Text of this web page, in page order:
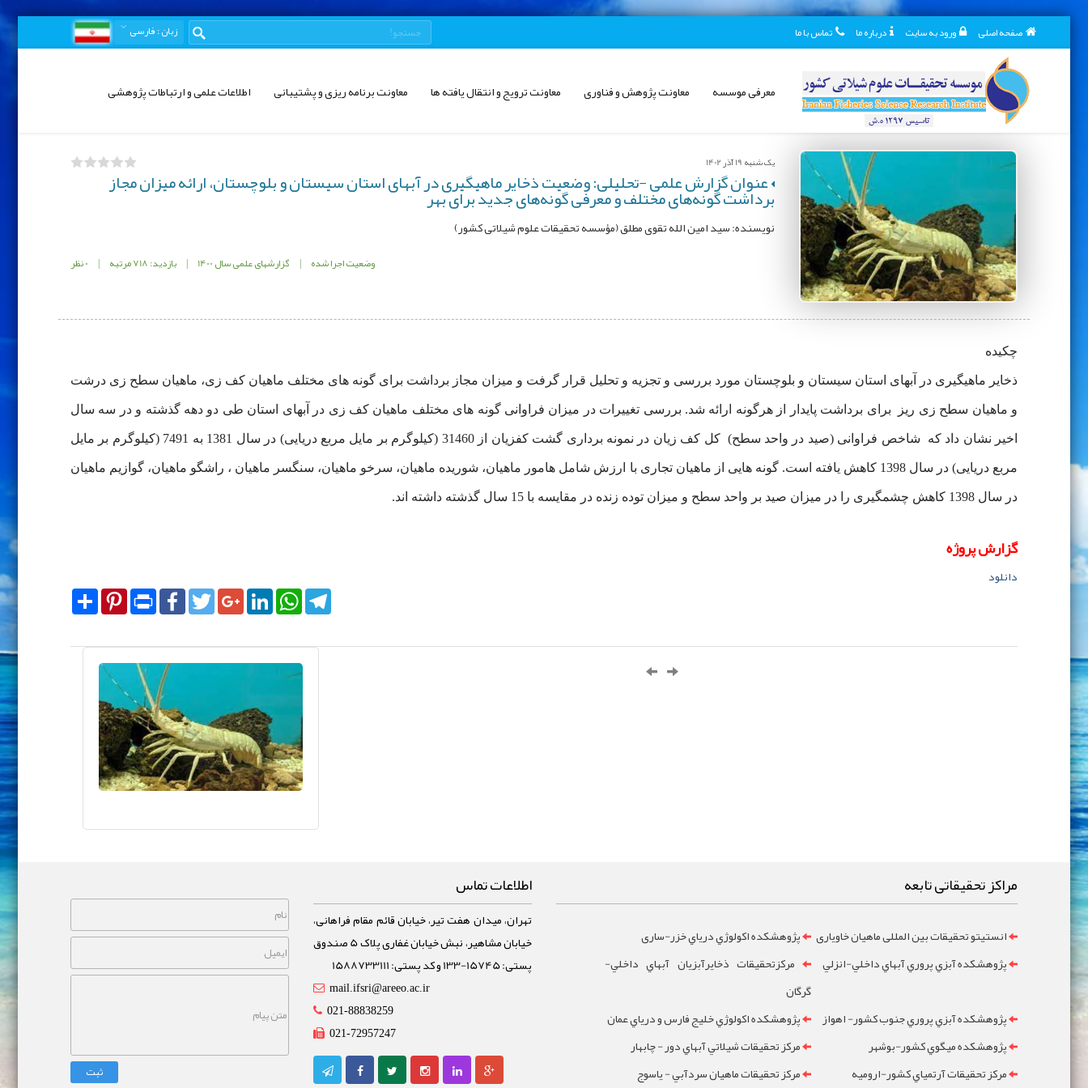
صفحه اصلی ورود به سایت درباره ما تماس با ما زبان: فارسی
معرفی موسسه معاونت پژوهش و فناوری معاونت ترویج و انتقال یافته ها معاونت برنامه ریزی و پشتیبانی اطلاعات علمی و ارتباطات پژوهشی
یک شنبه 19 آذر 1402
عنوان گزارش علمی -تحلیلی: وضعیت ذخایر ماهیگیری در آبهای استان سیستان و بلوچستان، ارائه میزان مجاز
برداشت گونه‌های مختلف و معرفی گونه‌های جدید برای بهر
نویسنده: سید امین الله تقوی مطلق (مؤسسه تحقيقات علوم شيلاتی کشور)
وضعیت اجرا شده | گزارشهای علمی سال 1400 | بازدید: 718 مرتبه | 0 نظر
چکیده
ذخایر ماهیگیری در آبهای استان سیستان و بلوچستان مورد بررسی و تجزیه و تحلیل قرار گرفت و میزان مجاز برداشت برای گونه های مختلف ماهیان کف زی، ماهیان سطح زی درشت
و ماهیان سطح زی ریز برای برداشت پایدار از هرگونه ارائه شد. بررسی تغییرات در میزان فراوانی گونه های مختلف ماهیان کف زی در آبهای استان طی دو دهه گذشته و در سه سال
اخیر نشان داد که شاخص فراوانی (صید در واحد سطح) کل کف زیان در نمونه برداری گشت کفزیان از 31460 (کیلوگرم بر مایل مربع دریایی) در سال 1381 به 7491 (کیلوگرم بر مایل
مربع دریایی) در سال 1398 کاهش یافته است. گونه هایی از ماهیان تجاری با ارزش شامل هامور ماهیان، شوریده ماهیان، سرخو ماهیان، سنگسر ماهیان ، راشگو ماهیان، گوازیم ماهیان
در سال 1398 کاهش چشمگیری را در میزان صید بر واحد سطح و میزان توده زنده در مقایسه با 15 سال گذشته داشته اند.
گزارش پروژه
دانلود
SharePinterest Print
FacebookTwitterGoogle+LinkedInWhatsAppTelegram
مراکز تحقیقاتی تابعه
انستیتو تحقیقات بین المللی ماهیان خاویاری
پژوهشکده اکولوژي درياي خزر-ساری
پژوهشکده آبزي پروري آبهاي داخلي-انزلي
مرکزتحقيقات ذخايرآبزيان آبهاي داخلي-
گرگان
پژوهشکده آبزي پروري جنوب کشور- اهواز
پژوهشکده اکولوژي خليج فارس و درياي عمان
پژوهشکده ميگوي کشور-بوشهر
مرکز تحقيقات شيلاتي آبهاي دور - چابهار
مرکز تحقيقات آرتمياي کشور-ارومیه
مرکز تحقيقات ماهيان سردآبي - ياسوج
اطلاعات تماس
تهران، میدان هفت تیر، خیابان قائم مقام فراهانی،
خیابان مشاهیر، نبش خیابان غفاری پلاک 5 صندوق
پستی: 15745-133 و کد پستی: 1588733111
mail.ifsri@areeo.ac.ir
021-88838259
021-72957247
ثبت